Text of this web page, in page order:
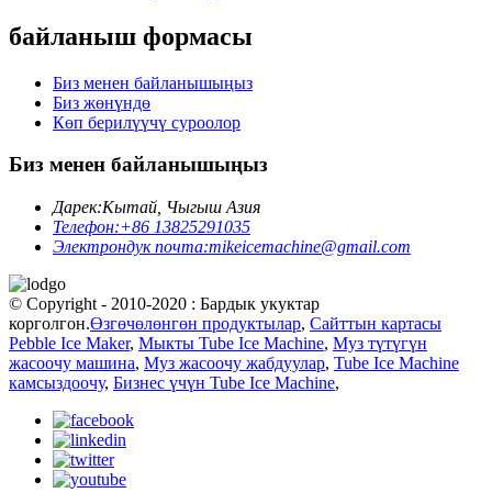
байланыш формасы
Биз менен байланышыңыз
Биз жөнүндө
Көп берилүүчү суроолор
Биз менен байланышыңыз
Дарек:Кытай, Чыгыш Азия
Телефон:+86 13825291035
Электрондук почта:mikeicemachine@gmail.com
© Copyright - 2010-2020 : Бардык укуктар
корголгон.Өзгөчөлөнгөн продуктылар, Сайттын картасы
Pebble Ice Maker, Мыкты Tube Ice Machine, Муз түтүгүн
жасоочу машина, Муз жасоочу жабдуулар, Tube Ice Machine
камсыздоочу, Бизнес үчүн Tube Ice Machine,